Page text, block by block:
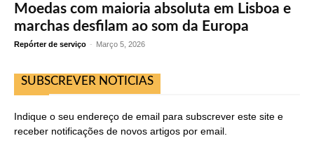
Moedas com maioria absoluta em Lisboa e
marchas desfilam ao som da Europa
Repórter de serviço - Março 5, 2026
SUBSCREVER NOTICIAS
Indique o seu endereço de email para subscrever este site e
receber notificações de novos artigos por email.